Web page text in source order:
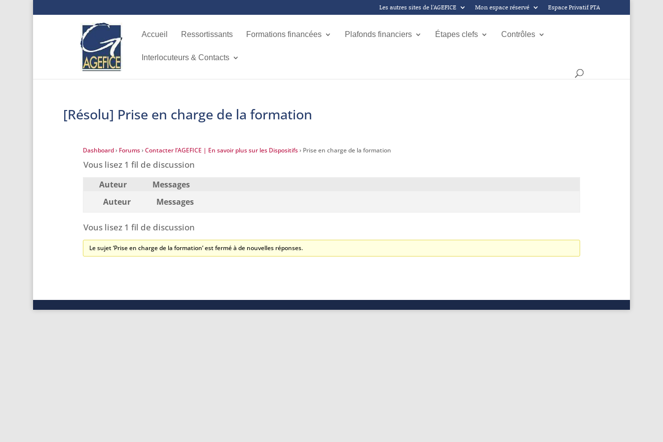
Les autres sites de l’AGEFICE Mon espace réservé Espace Privatif PTA
Accueil Ressortissants Formations financées Plafonds financiers Étapes clefs Contrôles
Interlocuteurs & Contacts
[Résolu] Prise en charge de la formation
Dashboard› Forums›Contacter l’AGEFICE | En savoir plus sur les Dispositifs› Prise en charge de la formation
Vous lisez 1 fil de discussion
Auteur
Messages
Auteur
Messages
Vous lisez 1 fil de discussion
Le sujet ‘Prise en charge de la formation’ est fermé à de nouvelles réponses.